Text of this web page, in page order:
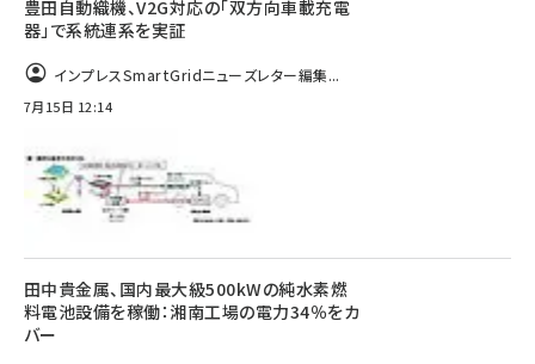
豊田自動織機、V2G対応の「双方向車載充電
器」で系統連系を実証
インプレスSmartGridニューズレター編集...
7月15日 12:14
田中貴金属、国内最大級500kWの純水素燃
料電池設備を稼働：湘南工場の電力34％をカ
バー